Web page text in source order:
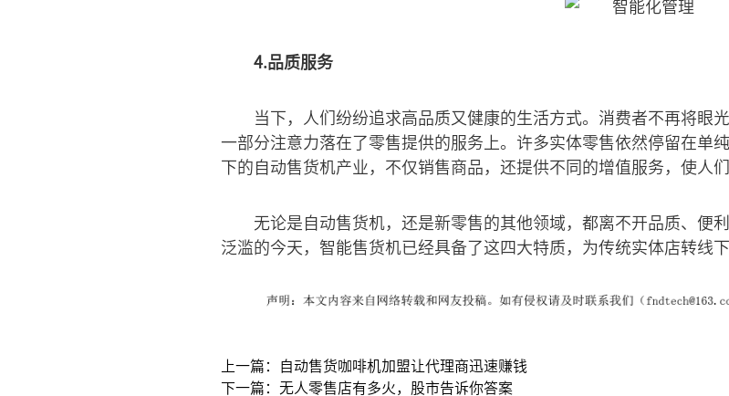
4.品质服务
当下，人们纷纷追求高品质又健康的生活方式。消费者不再将眼
一部分注意力落在了零售提供的服务上。许多实体零售依然停留在单
下的自动售货机产业，不仅销售商品，还提供不同的增值服务，使人
无论是自动售货机，还是新零售的其他领域，都离不开品质、便
泛滥的今天，智能售货机已经具备了这四大特质，为传统实体店转线
上一篇：自动售货咖啡机加盟让代理商迅速赚钱
下一篇：无人零售店有多火，股市告诉你答案